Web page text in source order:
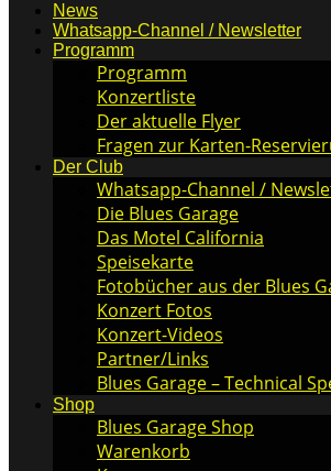
News
Whatsapp-Channel / Newsletter
Programm
Programm
Konzertliste
Der aktuelle Flyer
Fragen zur Karten-
Der Club
Whatsapp-Channel /
Die Blues Garage
Das Motel California
Speisekarte
Fotobücher aus der Blues
Konzert Fotos
Konzert-Videos
Partner/Links
Blues Garage – Technical
Shop
Blues Garage Shop
Warenkorb